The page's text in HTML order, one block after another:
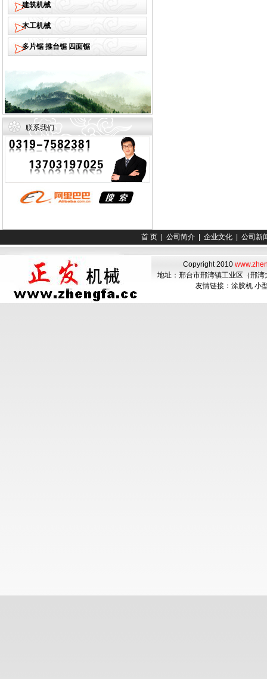
建筑机械
木工机械
多片锯 推台锯 四面锯
联系我们
首 页| 公司简介| 企业文化| 公司新
Copyright 2010
地址：邢台市邢湾镇工业区（邢
友情链接： 涂胶机 小